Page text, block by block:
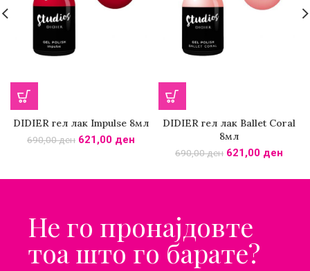
DIDIER гел лак Impulse 8мл
690,00ден 621,00 ден
DIDIER гел лак Ballet Coral
8мл
690,00ден 621,00 ден
Не го пронајдовте
тоа што го барате?